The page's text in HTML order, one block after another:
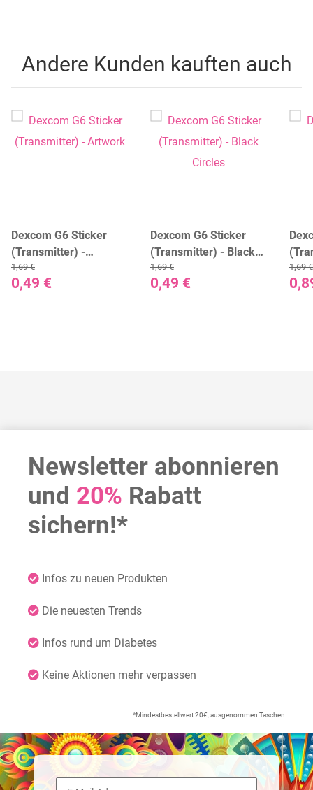
Andere Kunden kauften auch
Dexcom G6 Sticker
(Transmitter) -
Artwork
0,49 €
1,69 €
Dexcom G6 Sticker
(Transmitter) - Black
Circles
0,49 €
1,69 € 1,69 €
Newsletter abonnieren
und 20% Rabatt
sichern!*
Infos zu neuen Produkten
Die neuesten Trends
Infos rund um Diabetes
Keine Aktionen mehr verpassen
*Mindestbestellwert 20€, ausgenommen Taschen